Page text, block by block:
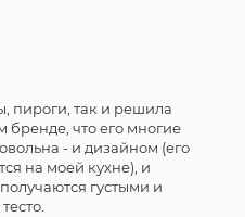
пироги, так и решила
бренде, что его многие
- и дизайном (его
на моей кухне), и
густыми и